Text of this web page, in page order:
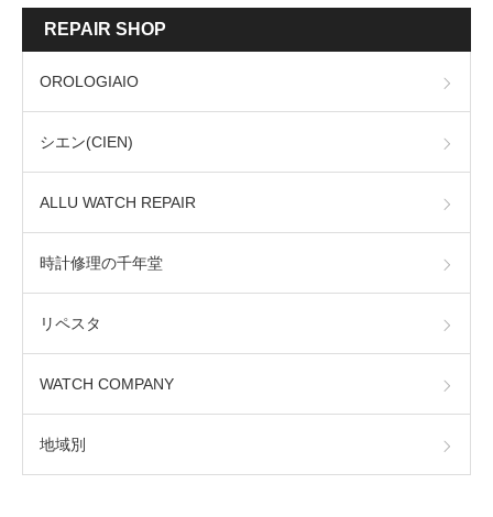
REPAIR SHOP
OROLOGIAIO
シエン(CIEN)
ALLU WATCH REPAIR
時計修理の千年堂
リペスタ
WATCH COMPANY
地域別